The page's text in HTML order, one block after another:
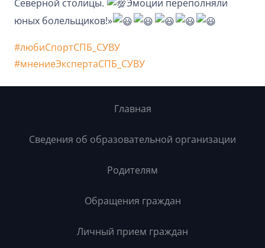
Северной столицы.
Эмоции переполняли
юных болельщиков!»
#любиСпортСПБ_СУВУ
#мнениеЭкспертаСПБ_СУВУ
Главная
Сведения об образовательной организации
Родителям
Обращения граждан
Личный прием граждан